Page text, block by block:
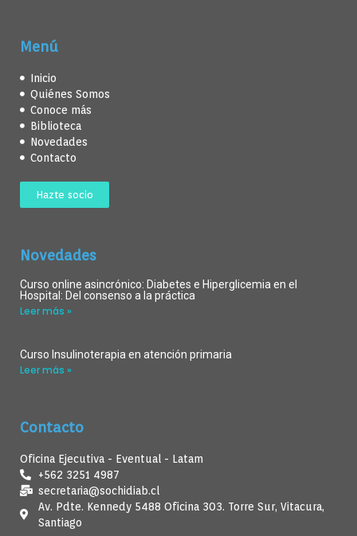
Menú
Inicio
Quiénes Somos
Conoce más
Biblioteca
Novedades
Contacto
Hazte socio
Novedades
Curso online asincrónico: Diabetes e Hiperglicemia en el
Hospital: Del consenso a la práctica
Leer más »
Curso Insulinoterapia en atención primaria
Leer más »
Contacto
Oficina Ejecutiva - Eventual - Latam
+562 3251 4987
secretaria@sochidiab.cl
Av. Pdte. Kennedy 5488 Oficina 303. Torre Sur, Vitacura,
Santiago